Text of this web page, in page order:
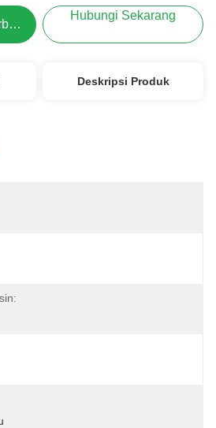
Dapatkan Harga Terbaik
Hubungi Sekarang
Deskripsi Produk